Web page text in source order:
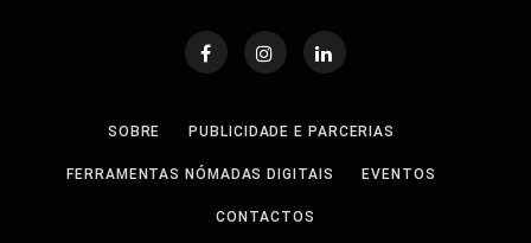
SOBRE PUBLICIDADE E PARCERIAS
FERRAMENTAS NÓMADAS DIGITAIS EVENTOS
CONTACTOS